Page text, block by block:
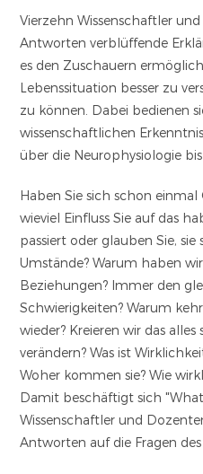
Vierzehn Wissenschaftler
Antworten verblüffende
es den Zuschauern
Lebenssituation besser zu
zu können. Dabei bedienen
wissenschaftlichen
über die Neurophysiologie
Haben Sie sich schon
wieviel Einfluss Sie auf das
passiert oder glauben Sie,
Umstände? Warum haben
Beziehungen? Immer den
Schwierigkeiten? Warum
wieder? Kreieren wir das
verändern? Was ist
Woher kommen sie? Wie
Damit beschäftigt sich
Wissenschaftler und
Antworten auf die Fragen des